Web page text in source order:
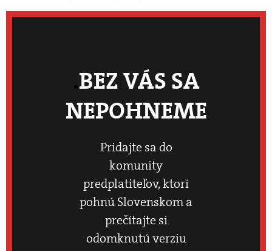
BEZ VÁS SA
NEPOHNEME
Pridajte sa do
komunity
predplatiteľov, ktorí
pohnú Slovenskom a
prečítajte si
odomknutú verziu